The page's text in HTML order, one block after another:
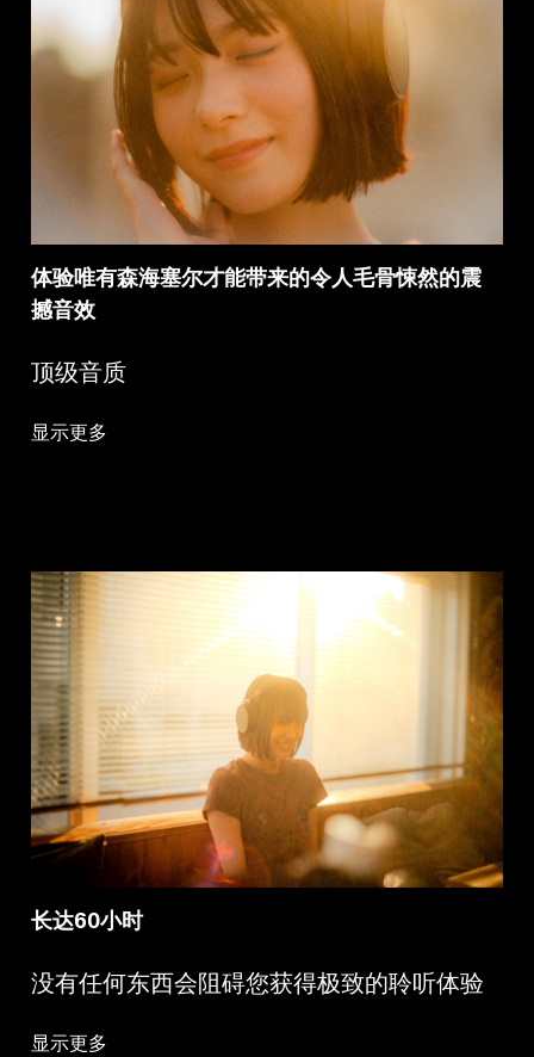
体验唯有森海塞尔才能带来的令人毛骨悚然的震
撼音效
顶级音质
显示更多
长达60小时
没有任何东西会阻碍您获得极致的聆听体验
显示更多